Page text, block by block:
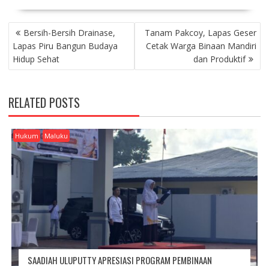
P
O
S
T
A
V
I
G
A
T
N
Bersih-Bersih Drainase,
Lapas Piru Bangun Budaya
Hidup Sehat
Tanam Pakcoy, Lapas Geser
Cetak Warga Binaan Mandiri
dan Produktif
RELATED POSTS
Hukum Maluku
SAADIAH ULUPUTTY APRESIASI PROGRAM PEMBINAAN